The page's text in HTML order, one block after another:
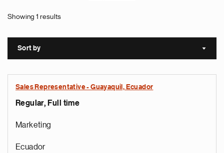
Showing 1 results
Sort by Sort
Sales Representative - Guayaquil, Ecuador
Regular, Full time
Marketing
Ecuador